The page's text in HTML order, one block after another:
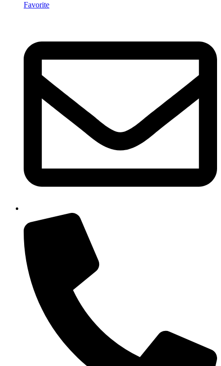
Favorite